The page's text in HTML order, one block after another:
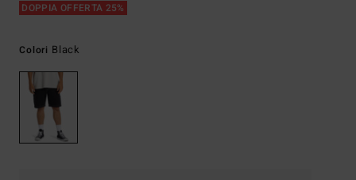
DOPPIA OFFERTA 25%
Colori Black